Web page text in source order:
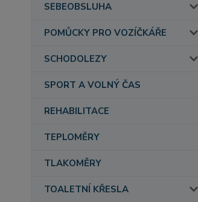
SEBEOBSLUHA
POMŮCKY PRO VOZÍČKÁŘE
SCHODOLEZY
SPORT A VOLNÝ ČAS
REHABILITACE
TEPLOMĚRY
TLAKOMĚRY
TOALETNÍ KŘESLA